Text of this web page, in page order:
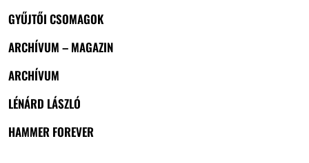
GYŰJTŐI CSOMAGOK
ARCHÍVUM – MAGAZIN
ARCHÍVUM
LÉNÁRD LÁSZLÓ
HAMMER FOREVER